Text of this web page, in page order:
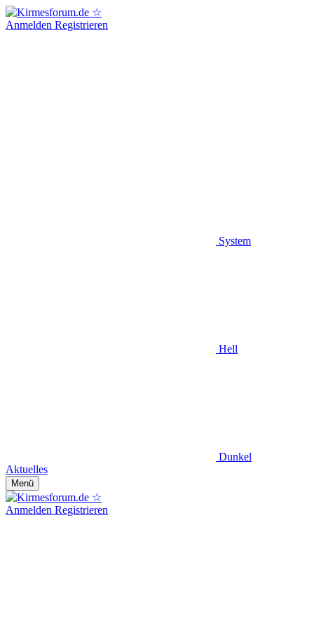
Anmelden Registrieren
System
Hell
Dunkel
Aktuelles
Menü
Anmelden Registrieren